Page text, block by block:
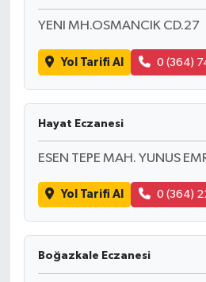
YENI MH.OSMANCIK CD.27
Yol Tarifi Al 0 (364)
Hayat Eczanesi
ESEN TEPE MAH. YUNUS
Yol Tarifi Al 0 (364)
Boğazkale Eczanesi